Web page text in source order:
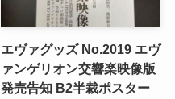
エヴァグッズ No.2019 エヴ
ァンゲリオン交響楽映像版
発売告知 B2半裁ポスター